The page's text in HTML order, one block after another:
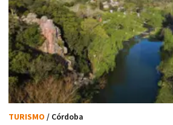
TURISMO / Córdoba